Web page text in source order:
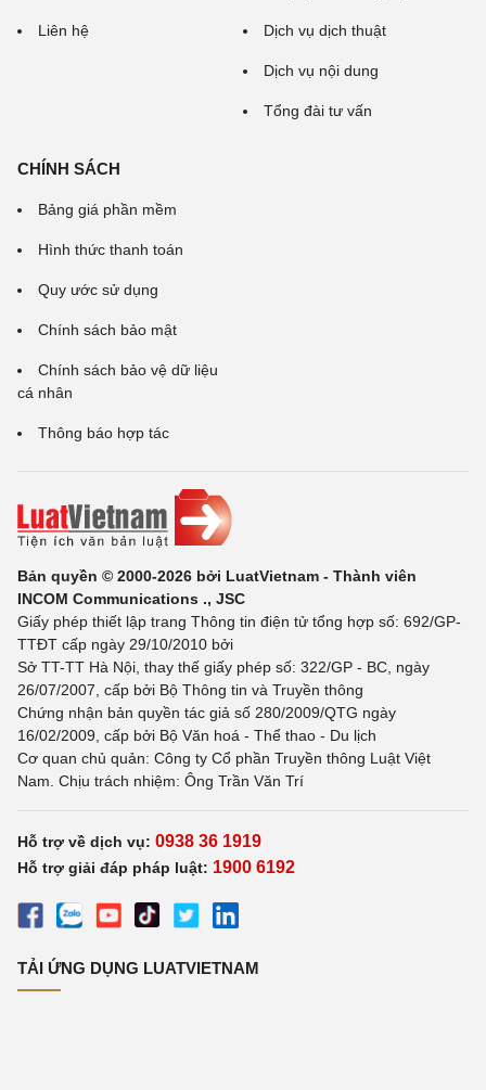
Liên hệ Dịch vụ dịch thuật
Dịch vụ nội dung
Tổng đài tư vấn
CHÍNH SÁCH
Bảng giá phần mềm
Hình thức thanh toán
Quy ước sử dụng
Chính sách bảo mật
Chính sách bảo vệ dữ liệu
cá nhân
Thông báo hợp tác
Bản quyền © 2000-2026 bởi LuatVietnam - Thành viên
INCOM Communications ., JSC
Giấy phép thiết lập trang Thông tin điện tử tổng hợp số: 692/GP-
TTĐT cấp ngày 29/10/2010 bởi
Sở TT-TT Hà Nội, thay thế giấy phép số: 322/GP - BC, ngày
26/07/2007, cấp bởi Bộ Thông tin và Truyền thông
Chứng nhận bản quyền tác giả số 280/2009/QTG ngày
16/02/2009, cấp bởi Bộ Văn hoá - Thể thao - Du lịch
Cơ quan chủ quản: Công ty Cổ phần Truyền thông Luật Việt
Nam. Chịu trách nhiệm: Ông Trần Văn Trí
Hỗ trợ về dịch vụ: 0938 36 1919
Hỗ trợ giải đáp pháp luật: 1900 6192
TẢI ỨNG DỤNG LUATVIETNAM